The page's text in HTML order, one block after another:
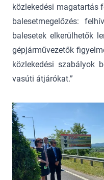
közlekedési magatartás
balesetmegelőzés:
balesetek elkerülhetők
gépjárművezetők
közlekedési szabályok
vasúti átjárókat.”